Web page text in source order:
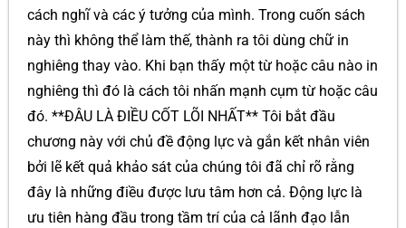
cách nghĩ và các ý tưởng của mình. Trong cuốn sách
này thì không thể làm thế, thành ra tôi dùng chữ in
nghiêng thay vào. Khi bạn thấy một từ hoặc câu nào in
nghiêng thì đó là cách tôi nhấn mạnh cụm từ hoặc câu
đó. **ĐÂU LÀ ĐIỀU CỐT LÕI NHẤT** Tôi bắt đầu
chương này với chủ đề động lực và gắn kết nhân viên
bởi lẽ kết quả khảo sát của chúng tôi đã chỉ rõ rằng
đây là những điều được lưu tâm hơn cả. Động lực là
ưu tiên hàng đầu trong tầm trí của cả lãnh đạo lẫn